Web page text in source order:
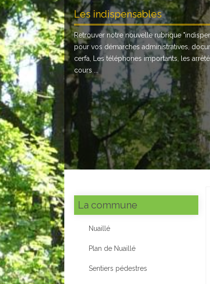
Les indispensables
Retrouver notre nouvelle rubrique "
pour vos démarches administratives,
cerfa, Les téléphones importants, les
cours ...
La commune
Nuaillé
Plan de Nuaillé
Sentiers pédestres